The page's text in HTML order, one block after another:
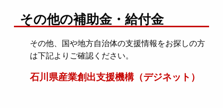
その他の補助金・給付金
その他、国や地方自治体の支援情報をお探しの方
は下記よりご確認ください。
石川県産業創出支援機構（デジネット）